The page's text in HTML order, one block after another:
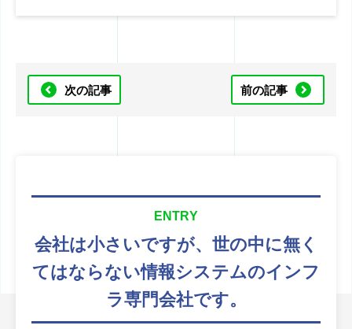
次の記事 前の記事
ENTRY
会社は小さいですが、 世の中に無く
てはならない情報システムのインフ
ラ専門会社です。